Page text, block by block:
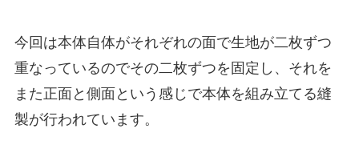
今回は本体自体がそれぞれの面で生地が二枚ずつ
重なっているのでその二枚ずつを固定し、それを
また正面と側面という感じで本体を組み立てる縫
製が行われています。